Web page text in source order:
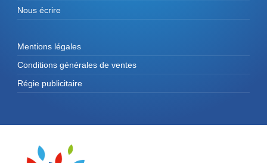
Nous écrire
Mentions légales
Conditions générales de ventes
Régie publicitaire